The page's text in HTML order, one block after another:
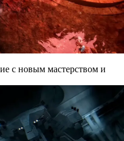
с новым мастерством и